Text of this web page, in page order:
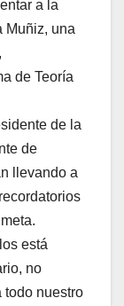
a la
Muñiz, una
de Teoría
de la
de
llevando a
está
no
todo nuestro